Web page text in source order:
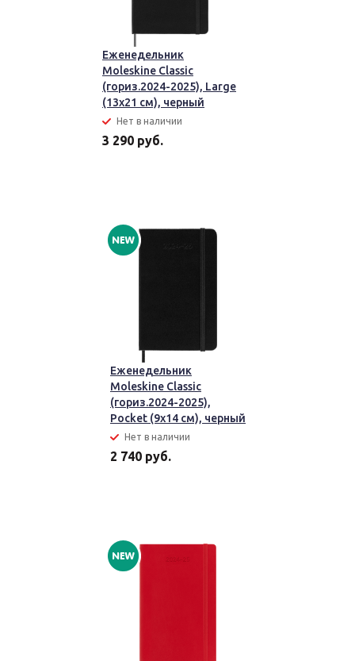
Еженедельник
Moleskine Classic
(гориз.2024-2025), Large
(13x21 см), черный
Нет в наличии
3 290 руб.
Еженедельник
Moleskine Classic
(гориз.2024-2025),
Pocket (9x14 см), черный
Нет в наличии
2 740 руб.